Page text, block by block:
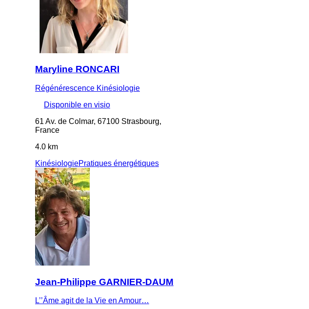
Maryline RONCARI
Régénérescence Kinésiologie
Disponible en visio
61 Av. de Colmar, 67100 Strasbourg,
France
4.0 km
KinésiologiePratiques énergétiques
Jean-Philippe GARNIER-DAUM
L’’Âme agit de la Vie en Amour…